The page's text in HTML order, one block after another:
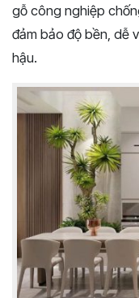
gỗ công nghiệp
đảm bảo độ bền, dễ
hậu.